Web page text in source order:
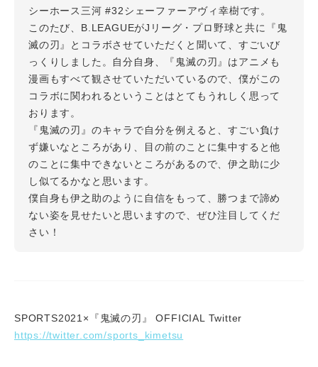
シーホース三河 #32シェーファーアヴィ幸樹です。
このたび、B.LEAGUEがJリーグ・プロ野球と共に『鬼
滅の刃』とコラボさせていただくと聞いて、すごいび
っくりしました。自分自身、『鬼滅の刃』はアニメも
漫画もすべて観させていただいているので、僕がこの
コラボに関われるということはとてもうれしく思って
おります。
『鬼滅の刃』のキャラで自分を例えると、すごい負け
ず嫌いなところがあり、目の前のことに集中すると他
のことに集中できないところがあるので、伊之助に少
し似てるかなと思います。
僕自身も伊之助のように自信をもって、勝つまで諦め
ない姿を見せたいと思いますので、ぜひ注目してくだ
さい！
SPORTS2021×『鬼滅の刃』 OFFICIAL Twitter
https://twitter.com/sports_kimetsu